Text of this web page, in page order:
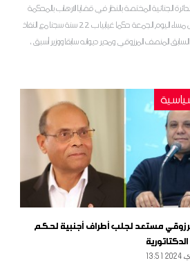
الجنائية المختصة بالنظر في قضايا الارهاب بالمحكمة
الابتدائية بتونس مساء اليوم الجمعة حكما غيابيا ب 22 سنة سجنا مع النفاذ
المنصف المرزوقي ومدير ديوانه سابقا ووزير أسبق ،
مستعد لجلب أطراف أجنبية لحكم
الدكتاتورية